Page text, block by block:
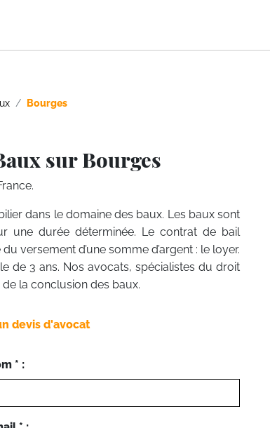
Bourges
sur Bourges
dans le domaine des baux. Les baux sont
une durée déterminée. Le contrat de bail
versement d’une somme d’argent : le loyer.
de 3 ans. Nos avocats, spécialistes du droit
la conclusion des baux.
devis d'avocat
* :